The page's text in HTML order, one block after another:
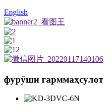
English
фурӯши гарммаҳсулот